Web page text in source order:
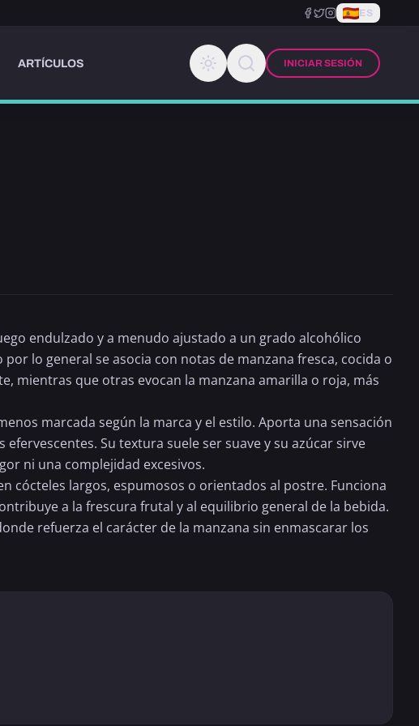
ES
ARTÍCULOS INICIAR SESIÓN
endulzado y a menudo ajustado a un grado alcohólico
lo general se asocia con notas de manzana fresca, cocida o
mientras que otras evocan la manzana amarilla o roja, más
marcada según la marca y el estilo. Aporta una sensación
Su textura suele ser suave y su azúcar sirve
ni una complejidad excesivos.
cócteles largos, espumosos o orientados al postre. Funciona
a la frescura frutal y al equilibrio general de la bebida.
refuerza el carácter de la manzana sin enmascarar los